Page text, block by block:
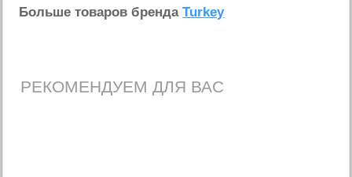
Больше товаров брендаTurkey
РЕКОМЕНДУЕМ ДЛЯ ВАС